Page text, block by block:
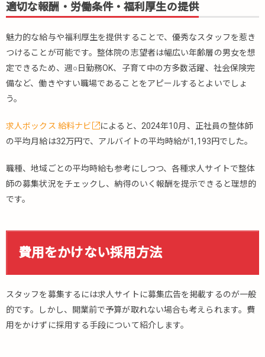
適切な報酬・労働条件・福利厚生の提供
魅力的な給与や福利厚生を提供することで、優秀なスタッフを惹き
つけることが可能です。整体院の志望者は幅広い年齢層の男女を想
定できるため、週○日勤務OK、子育て中の方多数活躍、社会保険完
備など、働きやすい職場であることをアピールするとよいでしょ
う。
求人ボックス 給料ナビ
によると、2024年10月、正社員の整体師
の平均月給は32万円で、アルバイトの平均時給が1,193円でした。
職種、地域ごとの平均時給も参考にしつつ、各種求人サイトで整体
師の募集状況をチェックし、納得のいく報酬を提示できると理想的
です。
費用をかけない採用方法
スタッフを募集するには求人サイトに募集広告を掲載するのが一般
的です。しかし、開業前で予算が取れない場合も考えられます。費
用をかけずに採用する手段について紹介します。